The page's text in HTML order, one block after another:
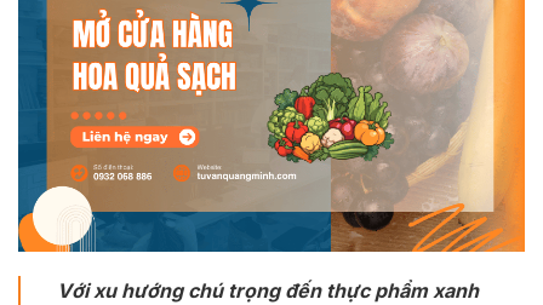
Với xu hướng chú trọng đến thực phẩm xanh